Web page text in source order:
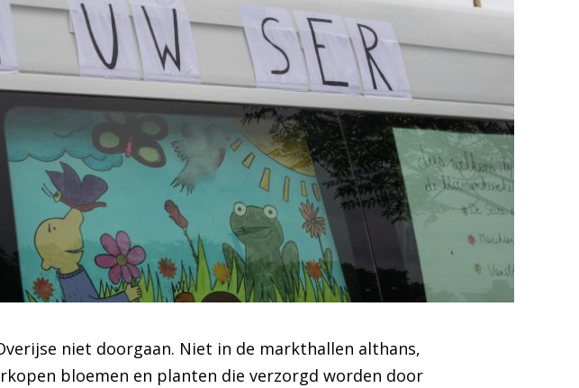
niet doorgaan. Niet in de markthallen althans,
bloemen en planten die verzorgd worden door